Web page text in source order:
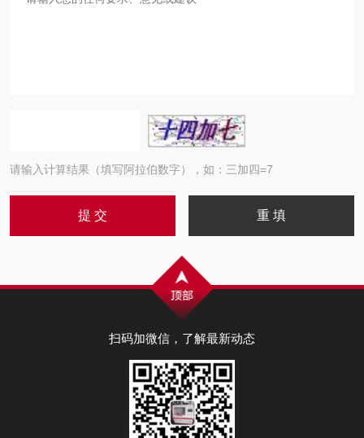
请输入计算结果（填写阿拉伯数字），如：三加四=7
扫码加微信，了解最新动态